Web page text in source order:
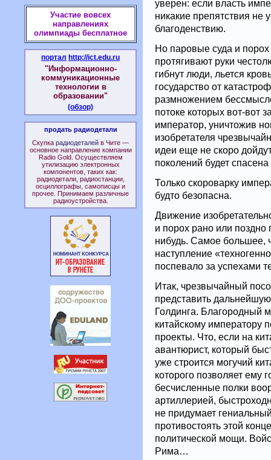
уверен: если власть
никакие препятствия не
благоденствию.
Но паровые суда и
протягивают руки
гибнут люди, льется
государство от
размножением
потоке которых вот-вот
император, уничтожив
изобретателя
идеи еще не скоро
поколений будет
Только скороварку
будто безопасна.
Движение
и порох рано или поздно
нибудь. Самое большее,
наступление
поспевало за успехами
Итак, чрезвычайный
представить
Голдинга. Благородный
китайскому императору
проекты. Что, если на
авантюрист, который
уже строится могучий
которого позволяет ему
бесчисленные полки
артиллерией,
не придумает
противостоять этой
политической мощи.
Рима…
Участие вовсех
направлениях
олимпиады бесплатное
портал http://ict.edu.ru
"Информационно-
коммуникационные
технологии в
образовании"
(обзор)
продать радиодетали
Скупка радиодеталей в Чите —
основное направление компании
Radio Gold. Осуществляем
утилизацию электронных
компонентов, таких как:
радиодетали, радиостанции,
осциллографы, самописцы и
прочее. Принимаем различные
радиоустройства.